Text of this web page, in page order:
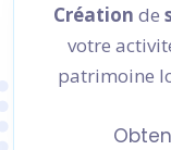
Création de
votre
patrimoine